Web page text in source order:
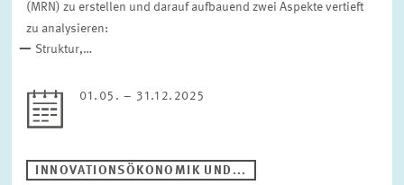
(MRN) zu erstellen und darauf aufbauend zwei Aspekte vertieft
zu analysieren:
Struktur,…
01.05. – 31.12.2025
INNOVATIONSÖKONOMIK UND...